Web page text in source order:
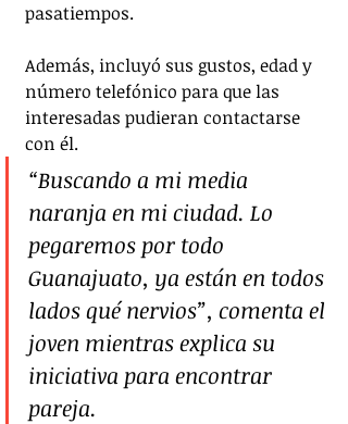
pasatiempos.
Además, incluyó sus gustos, edad y
número telefónico para que las
interesadas pudieran contactarse
con él.
“Buscando a mi media
naranja en mi ciudad. Lo
pegaremos por todo
Guanajuato, ya están en todos
lados qué nervios”, comenta el
joven mientras explica su
iniciativa para encontrar
pareja.